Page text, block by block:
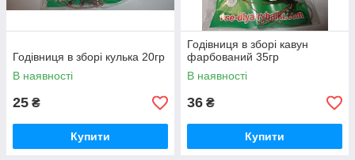
Годівниця в зборі кулька 20гр
В наявності
25 ₴
Купити
Годівниця в зборі кавун
фарбований 35гр
В наявності
36 ₴
Купити